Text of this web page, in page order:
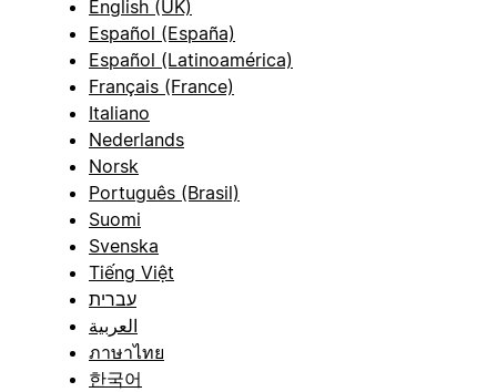
English (UK)
Español (España)
Español (Latinoamérica)
Français (France)
Italiano
Nederlands
Norsk
Português (Brasil)
Suomi
Svenska
Tiếng Việt
עברית
العربية
ภาษาไทย
한국어